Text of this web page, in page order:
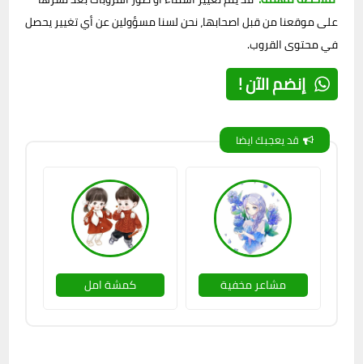
على موقعنا من قبل اصحابها، نحن لسنا مسؤولين عن أي تغيير يحصل
في محتوى القروب.
إنضم الآن !
قد يعجبك ايضا
مشاعر مخفية كمشة امل